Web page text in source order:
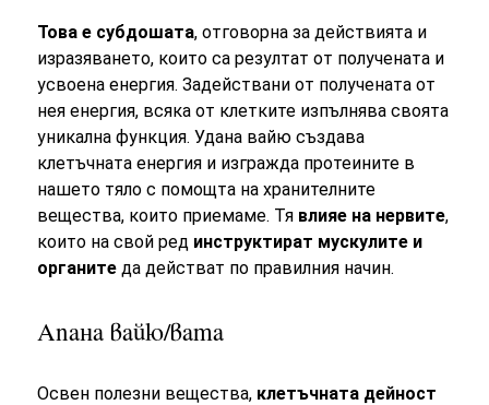
Това е субдошата, отговорна за действията и
изразяването, които са резултат от получената и
усвоена енергия. Задействани от получената от
нея енергия, всяка от клетките изпълнява своята
уникална функция. Удана вайю създава
клетъчната енергия и изгражда протеините в
нашето тяло с помощта на хранителните
вещества, които приемаме. Тя влияе на нервите,
които на свой ред инструктират мускулите и
органите да действат по правилния начин.
Апана вайю/вата
Освен полезни вещества, клетъчната дейност